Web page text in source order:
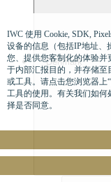
Denmark
IWC 使用 Cookie, SDK,
设备的信息（包括IP地址、
您、提供您客制化的体验并
于内部汇报目的，并存储至
或工具。请点击您浏览器上
工具的使用。有关我们如
择是否同意。